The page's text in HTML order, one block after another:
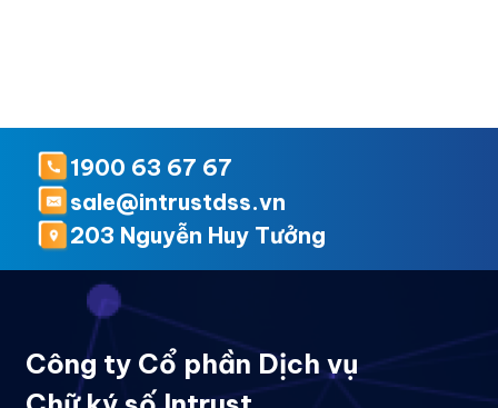
1900 63 67 67
sale@intrustdss.vn
203 Nguyễn Huy Tưởng
Công ty Cổ phần Dịch vụ